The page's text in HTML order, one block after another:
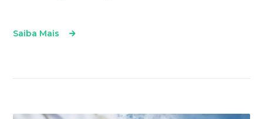
Saiba Mais